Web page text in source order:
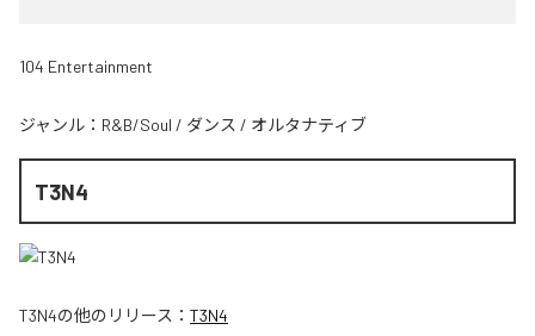
104 Entertainment
ジャンル： R&B/Soul / ダンス / オルタナティブ
T3N4
T3N4の他のリリース： T3N4